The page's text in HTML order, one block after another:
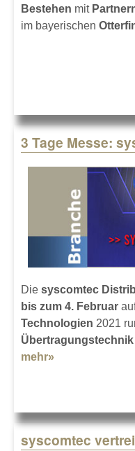
Bestehen mit
im bayerischen
3 Tage Messe:
Die syscomtec
bis zum 4. Februar
Technologien 2021
mehr»
syscomtec